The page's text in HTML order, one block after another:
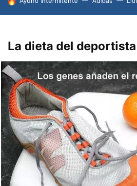
La dieta del deportista